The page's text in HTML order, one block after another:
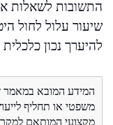
התשובות לשאלות
שיעור עלול לחול
להיערך נכון
המידע המובא במאמר
משפטי או תחליף
מקצועי המותאם